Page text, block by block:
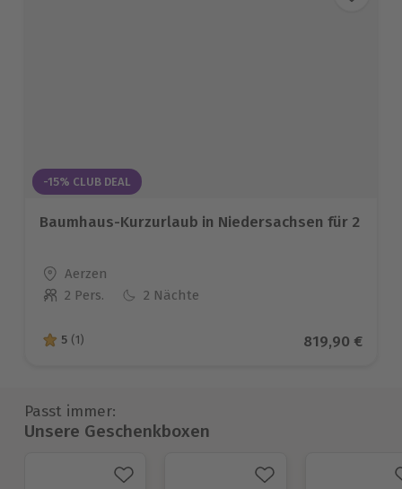
-15% CLUB DEAL
Baumhaus-Kurzurlaub in Niedersachsen für 2
Standort
Aerzen
Anzahl der Teilnehmer
2 Pers. 2 Nächte
5 von 5 Sternen basierend auf 1 Bewertungen
5 (1) Aktueller
819,90 €
Passt immer:
Unsere Geschenkboxen